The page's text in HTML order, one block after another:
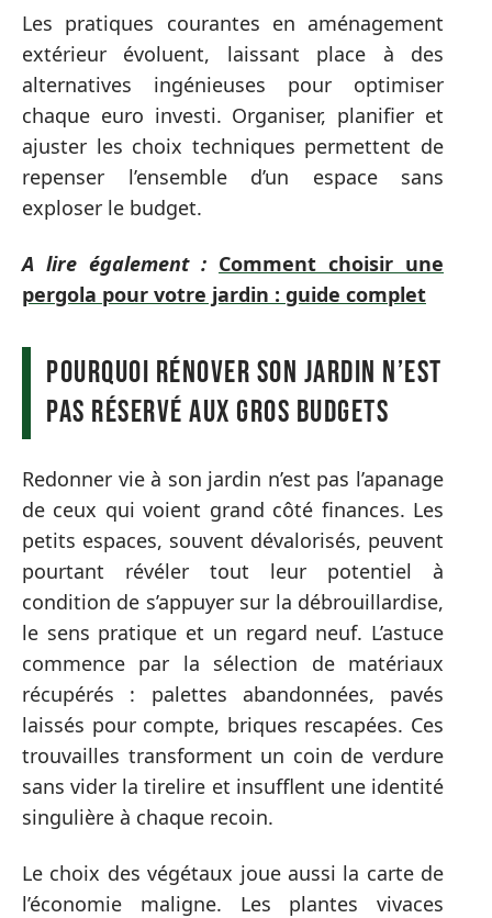
Les pratiques courantes en aménagement
extérieur évoluent, laissant place à des
alternatives ingénieuses pour optimiser
chaque euro investi. Organiser, planifier et
ajuster les choix techniques permettent de
repenser l’ensemble d’un espace sans
exploser le budget.
A lire également : Comment choisir une
pergola pour votre jardin : guide complet
Pourquoi rénover son jardin n’est
pas réservé aux gros budgets
Redonner vie à son jardin n’est pas l’apanage
de ceux qui voient grand côté finances. Les
petits espaces, souvent dévalorisés, peuvent
pourtant révéler tout leur potentiel à
condition de s’appuyer sur la débrouillardise,
le sens pratique et un regard neuf. L’astuce
commence par la sélection de matériaux
récupérés : palettes abandonnées, pavés
laissés pour compte, briques rescapées. Ces
trouvailles transforment un coin de verdure
sans vider la tirelire et insufflent une identité
singulière à chaque recoin.
Le choix des végétaux joue aussi la carte de
l’économie maligne. Les plantes vivaces